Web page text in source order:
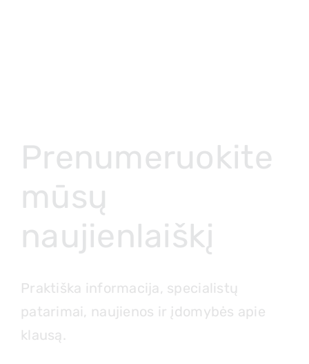
Prenumeruokite
mūsų
naujienlaiškį
Praktiška informacija, specialistų
patarimai, naujienos ir įdomybės apie
klausą.